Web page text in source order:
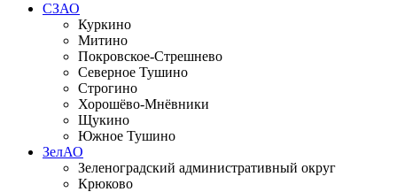
СЗАО
Куркино
Митино
Покровское-Стрешнево
Северное Тушино
Строгино
Хорошёво-Мнёвники
Щукино
Южное Тушино
ЗелАО
Зеленоградский административный округ
Крюково